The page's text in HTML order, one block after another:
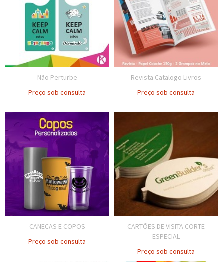
Não Perturbe
Preço sob consulta
Revista Catalogo Livros
Preço sob consulta
CANECAS E COPOS
Preço sob consulta
CARTÕES DE VISITA CORTE
ESPECIAL
Preço sob consulta